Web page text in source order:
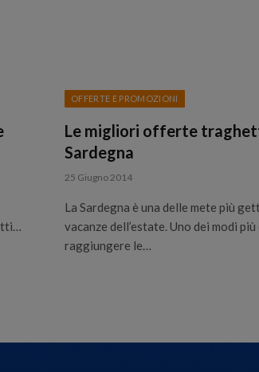
OFFERTE E PROMOZIONI
Le migliori offerte
Sardegna
25 Giugno 2014
La Sardegna è una delle mete più
vacanze dell’estate. Uno dei modi
raggiungere le…